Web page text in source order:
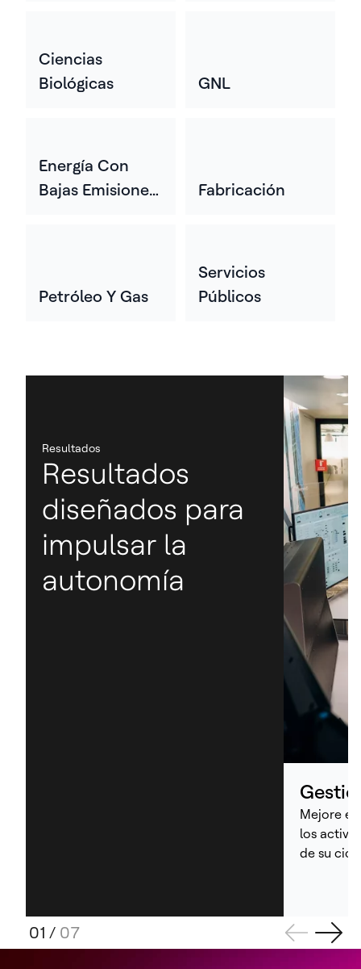
Ciencias
Biológicas
GNL
Energía Con
Bajas Emisiones
Fabricación
Petróleo Y Gas
Servicios
Públicos
Resultados
Resultados
diseñados para
impulsar la
autonomía
Mejore el
los
de su
01 / 07